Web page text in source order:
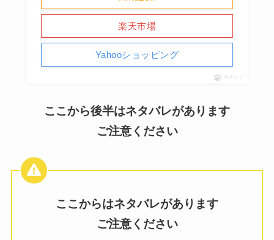
楽天市場
Yahooショッピング
ポチップ
ここから後半はネタバレがあります
ご注意ください
ここからはネタバレがあります
ご注意ください